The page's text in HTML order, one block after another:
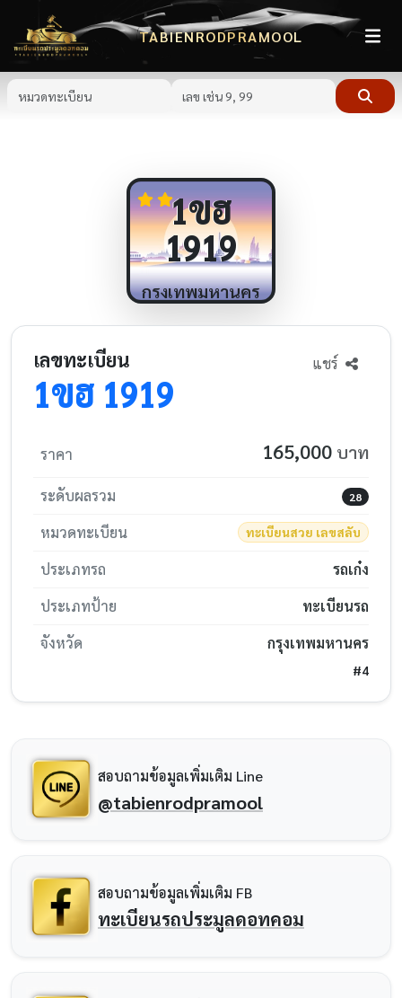
TABIENRODPRAMOOL
1ขฮ
1919
กรุงเทพมหานคร
เลขทะเบียน
1ขฮ 1919
แชร์
ราคา 165,000 บาท
ระดับผลรวม 28
หมวดทะเบียน ทะเบียนสวย เลขสลับ
ประเภทรถ
รถเก๋ง
ประเภทป้าย
ทะเบียนรถ
จังหวัด
กรุงเทพมหานคร
#4
สอบถามข้อมูลเพิ่มเติม Line
@tabienrodpramool
สอบถามข้อมูลเพิ่มเติม FB
ทะเบียนรถประมูลดอทคอม